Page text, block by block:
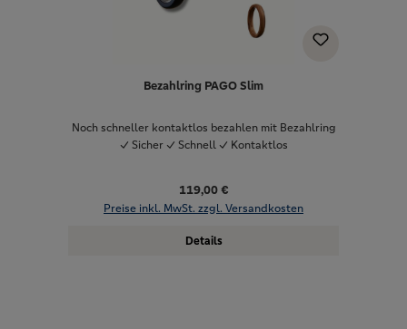
Bezahlring PAGO Slim
Noch schneller kontaktlos bezahlen mit Bezahlring
✓ Sicher ✓ Schnell ✓ Kontaktlos
119,00 €
Preise inkl. MwSt. zzgl. Versandkosten
Details